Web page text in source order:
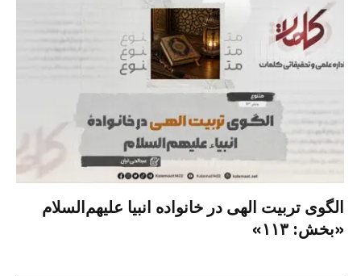
الگوی تربیت الهی در خانواده انبیا‌‌ علیهم‌السلام
«بخش: ۱۱۳»